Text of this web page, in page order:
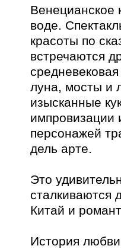
Венецианское
воде.
красоты по
встречаются
луна, мосты и
изысканные
импровизации
персонажей
дель арте.
Это
сталкиваются
Китай и
История